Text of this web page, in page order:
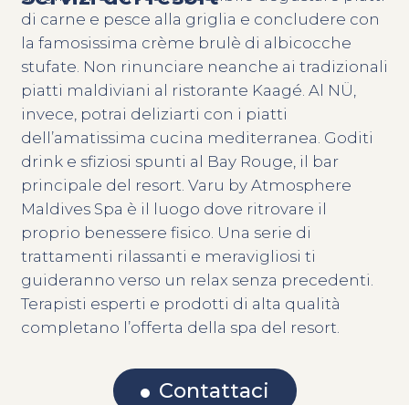
di carne e pesce alla griglia e concludere con
la famosissima crème brulè di albicocche
stufate. Non rinunciare neanche ai tradizionali
piatti maldiviani al ristorante Kaagé. Al NÜ,
invece, potrai deliziarti con i piatti
dell’amatissima cucina mediterranea. Goditi
drink e sfiziosi spunti al Bay Rouge, il bar
principale del resort. Varu by Atmosphere
Maldives Spa è il luogo dove ritrovare il
proprio benessere fisico. Una serie di
trattamenti rilassanti e meravigliosi ti
guideranno verso un relax senza precedenti.
Terapisti esperti e prodotti di alta qualità
completano l’offerta della spa del resort.
Contattaci